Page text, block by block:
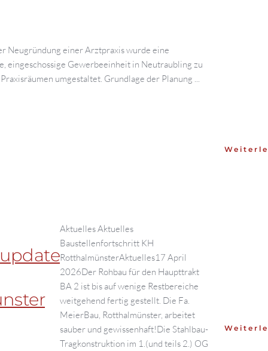
Neugründung einer Arztpraxis wurde eine
eingeschossige Gewerbeeinheit in Neutraubling zu
umgestaltet. Grundlage der Planung ...
Aktuelles Aktuelles
Baustellenfortschritt KH
RotthalmünsterAktuelles17 April
2026Der Rohbau für den Haupttrakt
BA 2 ist bis auf wenige Restbereiche
weitgehend fertig gestellt. Die Fa.
MeierBau, Rotthalmünster, arbeitet
sauber und gewissenhaft!Die Stahlbau-
Tragkonstruktion im 1.(und teils 2.) OG